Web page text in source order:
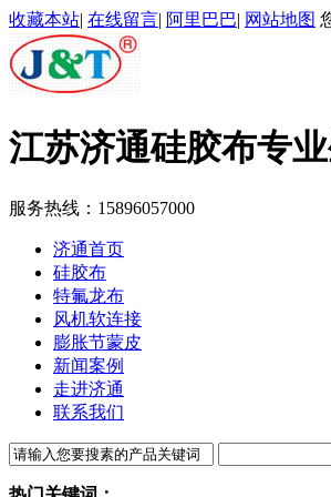
收藏本站| 在线留言| 阿里巴巴| 网站地图
江苏济通硅胶布专
服务热线： 15896057000
济通首页
硅胶布
特氟龙布
风机软连接
膨胀节蒙皮
新闻案例
走进济通
联系我们